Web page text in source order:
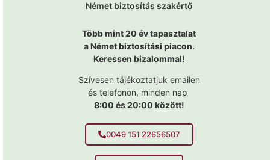
Német biztosítás szakértő
Több mint 20 év tapasztalat
a Német biztosítási piacon.
Keressen bizalommal!
Szívesen tájékoztatjuk emailen
és telefonon, minden nap
8:00 és 20:00 között!
0049 151 22656507